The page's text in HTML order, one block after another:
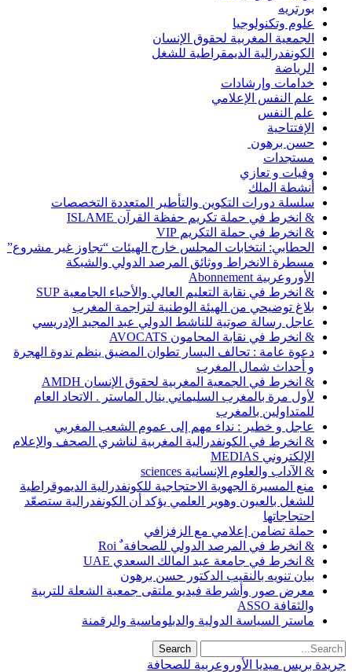
بورتريه
علوم وتكنولوجيا
الجمعية المغربية لحقوق الإنسان
الكونفدرالية الديمقراطية للشغل
الرياضة
خدامات وإرشادات
علم النفس الإعلامي
علم النفس
الإفتتاحية
حسن برهون
مستجدات
وفيات و تعازي
أنشطة الملك
سلسلة دورات التكوين والتأطير المتعددة التخصصات
& انخرط في حملة تكريم حفظة القرآن ISLAME
& انخرط في حملة التكريم VIP
الحطابي: انتخابات المجلس خارج الهيئات “تجاوز غير مشروع”
مسطرة الانخراط ووثائق المرصد الدولي والشبكة
الأوروعربية Abonnement
& انخرط في نقابة التعليم العالي والأحياء الجامعية SUP
بلاغ توضيحي من الهيئة الوطنية لتراجمة المغرب
عاجل رسالة صوتية للناشط الدولي عبد المجيد الإدريسي
& انخرط في نقابة المحامون AVOCATS
دعوة عامة : تحالف اليسار تطوان المضيق ينظم ندوة الهجرة
و أحداث شمال المغرب
& انخرط في الجمعية المغربية لحقوق الإنسان AMDH
لأول مرة بالمغرب السليماني ينال الماستر . الاتحاد العام
للمتداولين بالمغرب
عاجل و خطير : نداء مهم إلى عموم الشعب المغربي
& انخرط في الكونفدرالية المغربية لناشري الصحف والإعلام
الإلكتروني MEDIAS
& الآداب والعلوم الإنسانية sciences
منع المسيرة الجهوية الاحتجاجية للكونفدرالية الديموقراطية
للشغل بالعيون وهوير العلمي يؤكد أن الكونفدرالية ستصعّد
احتجاجاتها
حملة تضامن إعلامي مع الزفزافي
& انخرط في المرصد الدولي للصحافة ٌ Roi
& انخرط في جامعة عبد المالك السعدي UAE
بيان تنويه بالنقيب الدكتور حسن برهون
معرض صور وأشرطة فيديو ملتقى جمعية الشعلة للتربية
والثقافة ASSO
ماستر السياسة الدولية والدبلوماسية والرقمنة
جريدة بريس ميديا الأوروعربية للصحافة